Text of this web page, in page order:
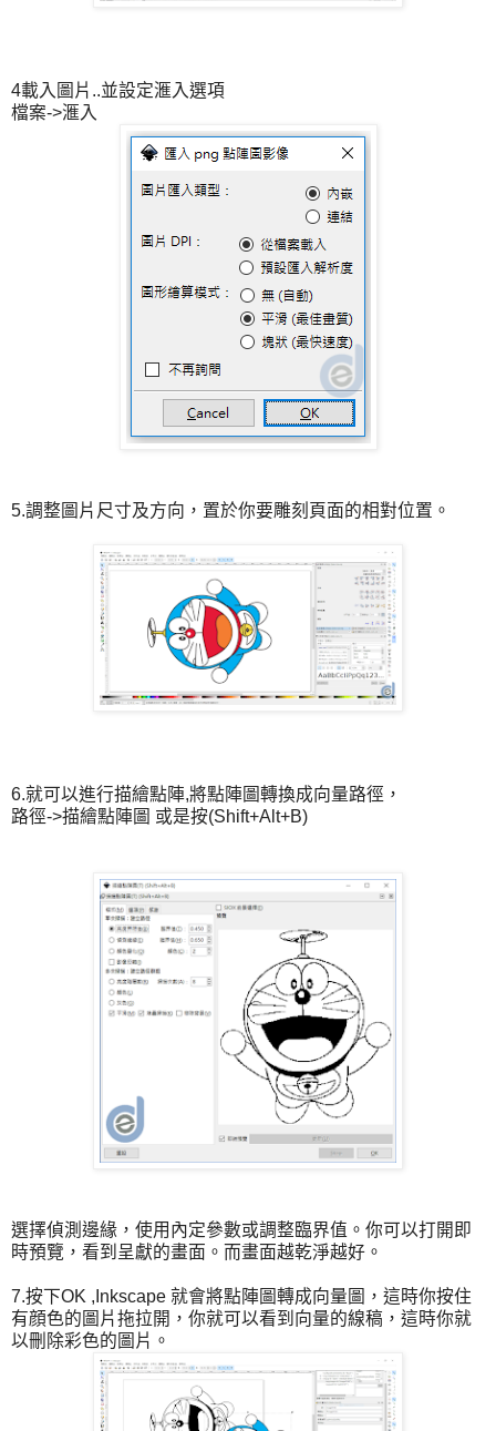
4載入圖片..並設定滙入選項
檔案->滙入
5.調整圖片尺寸及方向，置於你要雕刻頁面的相對位置。
6.就可以進行描繪點陣,將點陣圖轉換成向量路徑，
路徑->描繪點陣圖 或是按(Shift+Alt+B)
選擇偵測邊緣，使用內定參數或調整臨界值。你可以打開即
時預覽，看到呈獻的畫面。而畫面越乾淨越好。
7.按下OK ,Inkscape 就會將點陣圖轉成向量圖，這時你按住
有顔色的圖片拖拉開，你就可以看到向量的線稿，這時你就
以刪除彩色的圖片。